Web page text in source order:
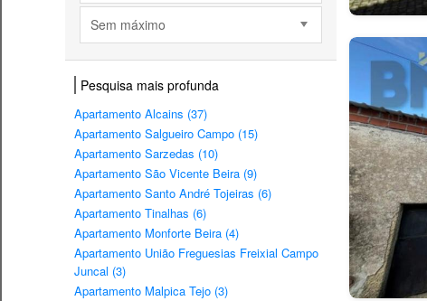
Sem máximo
Pesquisa mais profunda
Apartamento Alcains (37)
Apartamento Salgueiro Campo (15)
Apartamento Sarzedas (10)
Apartamento São Vicente Beira (9)
Apartamento Santo André Tojeiras (6)
Apartamento Tinalhas (6)
Apartamento Monforte Beira (4)
Apartamento União Freguesias Freixial Campo
Juncal (3)
Apartamento Malpica Tejo (3)